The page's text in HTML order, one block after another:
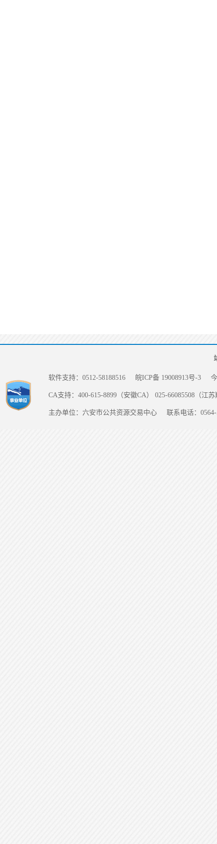
软件支持：0512-58188516 皖ICP备 19008913号-3
CA支持：400-615-8899（安徽CA） 025-66085508（江
主办单位：六安市公共资源交易中心 联系电话：0564-